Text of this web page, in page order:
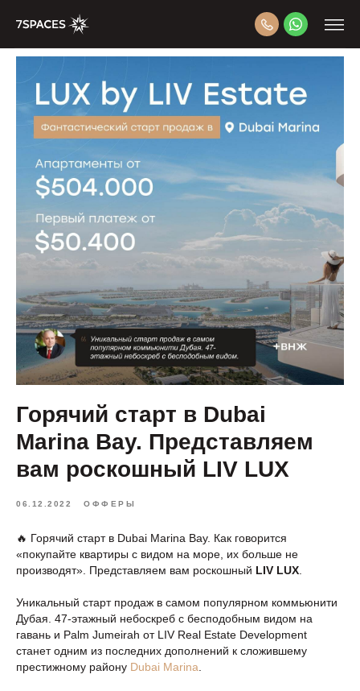
Горячий старт в Dubai
Marina Bay. Представляем
вам роскошный LIV LUX
06.12.2022 ОФФЕРЫ
🔥 Горячий старт в Dubai Marina Bay. Как говорится
«покупайте квартиры с видом на море, их больше не
производят». Представляем вам роскошный LIV LUX
Уникальный старт продаж в самом популярном коммьюнити
Дубая. 47-этажный небоскреб с бесподобным видом на
гавань и Palm Jumeirah от LIV Real Estate Development
станет одним из последних дополнений к сложившему
престижному району Dubai Marina